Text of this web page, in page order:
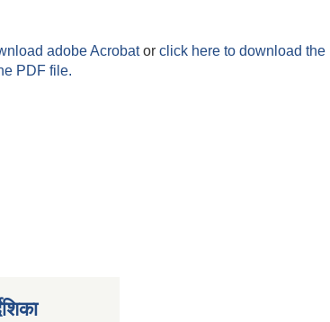
adobe Acrobator click here to download the
PDF file.